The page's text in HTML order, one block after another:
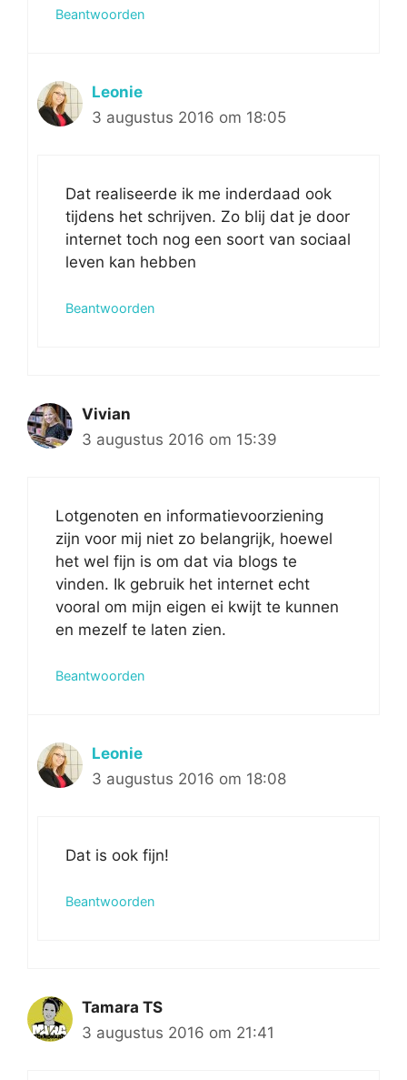
Beantwoorden
Leonie
3 augustus 2016 om 18:05
Dat realiseerde ik me inderdaad ook
tijdens het schrijven. Zo blij dat je door
internet toch nog een soort van sociaal
leven kan hebben
Beantwoorden
Vivian
3 augustus 2016 om 15:39
Lotgenoten en informatievoorziening
zijn voor mij niet zo belangrijk, hoewel
het wel fijn is om dat via blogs te
vinden. Ik gebruik het internet echt
vooral om mijn eigen ei kwijt te kunnen
en mezelf te laten zien.
Beantwoorden
Leonie
3 augustus 2016 om 18:08
Dat is ook fijn!
Beantwoorden
Tamara TS
3 augustus 2016 om 21:41